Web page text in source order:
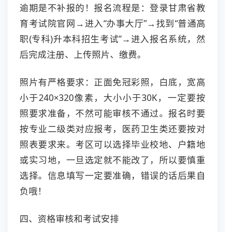
逾期是不补报的！报名流程是：登录甘肃省教
育考试院官网→进入“办事大厅”→找到“普通高
职(专科)升本科招生考试”→进入报名系统，然
后完成注册、上传照片、缴费。
照片有严格要求：正面免冠彩照，白底，宽高
小于240×320像素，大小小于30K，一定要按
照要求准备，不然可能审核不通过。报名时要
按专业二级类对应报考，医药卫生类还要按对
照表要求来。考区可以选择毕业校地、户籍地
或实习地，一旦选定就不能改了，所以要慎重
选择。信息填写一定要准确，错误的话后果自
负哦！
四、资格审核和考试安排